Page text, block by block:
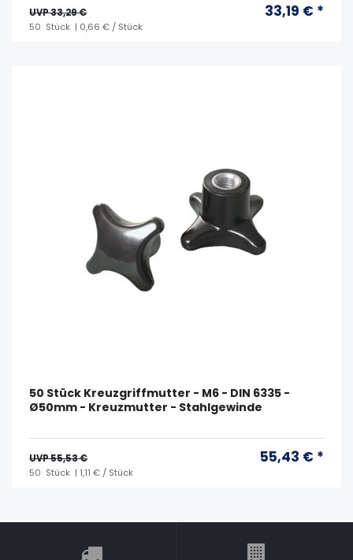
UVP 33,29 € 33,19 € *
50 Stück | 0,66 € / Stück
50 Stück Kreuzgriffmutter - M6 - DIN 6335 -
Ø50mm - Kreuzmutter - Stahlgewinde
UVP 55,53 € 55,43 € *
50 Stück | 1,11 € / Stück